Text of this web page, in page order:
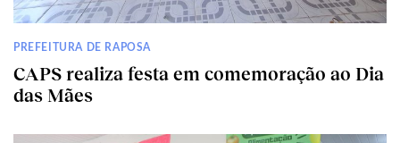
PREFEITURA DE RAPOSA
CAPS realiza festa em comemoração ao Dia
das Mães